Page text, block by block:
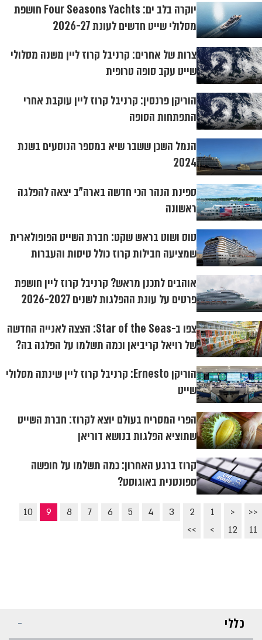
יוקרה בלב ים: Four Seasons Yachts חושפת
מסלולי שייט חדשים לעונת 2026-27
צרות של אחרים: קרניבל קרוז ליין משנה מסלולי
שייט עקב סופה טרופית
הוריקן פרנסין: קרניבל קרוז ליין עוקבת אחרי
התפתחות הסופה
הנמל השכן ששבר שיא במספר הנוסעים בשנת
2024
ספינת הנהר הכי חדשה בארה"ב יצאה להפלגה
ראשונה
טוס ושוט בראש שקט: חברת השייט הפופולארית
שמציעה חבילות קרוז כולל טיסות והעברות
אוהבים לתכנן מראש? קרניבל קרוז ליין חושפת
פרטים על עונת ההפלגות לשנים 2026-2027
צפו ב-Star of the Seas: הצצה לאנייה החדשה
של רויאל קריביאן וכמה תשלמו על הפלגה בה?
הוריקן Ernesto: קרניבל קרוז ליין שינתה מסלולי
שייט
הפרי המסריח בעולם יוצא לקרוז: חברת השייט
שתוציא הפלגות בנושא דוריאן
קרוז ברגע האחרון: כמה תשלמו על חופשה
ספונטנית באוגוסט?
<<
<
1
2
3
4
5
6
7
8
9
10
11
12
>
>>
כללי